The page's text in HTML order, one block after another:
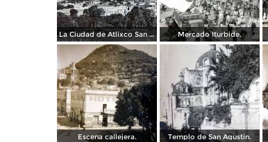
La Ciudad de Atlixco San Miguel. Mercado Iturbide.
Escena callejera. Templo de San Agustin.